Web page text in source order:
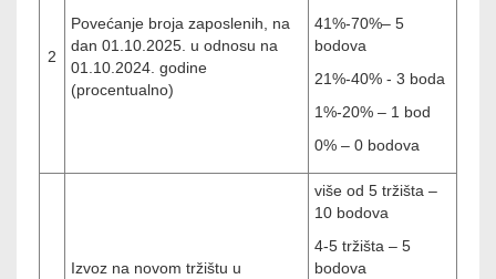
2
Povećanje broja zaposlenih, na
dan 01.10.2025. u odnosu na
01.10.2024. godine
(procentualno)
41%-70%– 5
bodova
21%-40% - 3 boda
1%-20% – 1 bod
0% – 0 bodova
Izvoz na novom tržištu u
više od 5 tržišta –
10 bodova
4-5 tržišta – 5
bodova